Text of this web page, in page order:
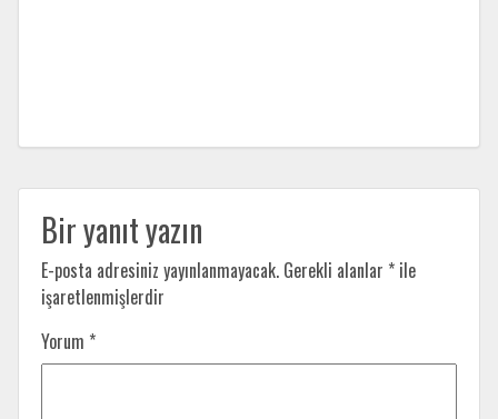
Bir yanıt yazın
E-posta adresiniz yayınlanmayacak. Gerekli alanlar * ile
işaretlenmişlerdir
Yorum *